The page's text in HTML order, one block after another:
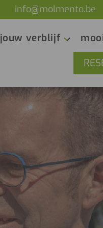
info@molmento.be
jouw verblijf